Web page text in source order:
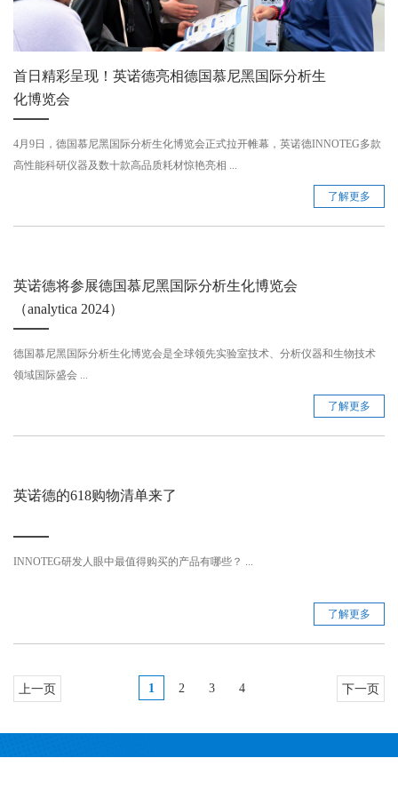
首日精彩呈现！英诺德亮相德国慕尼黑国际分析生
化博览会
4月9日，德国慕尼黑国际分析生化博览会正式拉开帷幕，英诺德INNOTEG多款
高性能科研仪器及数十款高品质耗材惊艳亮相 ...
了解更多
英诺德将参展德国慕尼黑国际分析生化博览会
（analytica 2024）
德国慕尼黑国际分析生化博览会是全球领先实验室技术、分析仪器和生物技术
领域国际盛会 ...
了解更多
英诺德的618购物清单来了
INNOTEG研发人眼中最值得购买的产品有哪些？ ...
了解更多
上一页 1 2 3 4 下一页